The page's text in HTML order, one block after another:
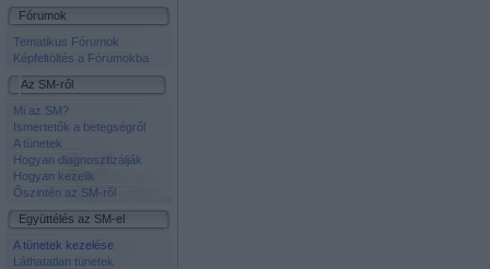
Fórumok
Tematikus Fórumok
Képfeltöltés a Fórumokba
Az SM-ről
Mi az SM?
Ismertetők a betegségről
A tünetek
Hogyan diagnosztizálják
Hogyan kezelik
Őszintén az SM-ről
Együttélés az SM-el
A tünetek kezelése
Láthatatlan tünetek